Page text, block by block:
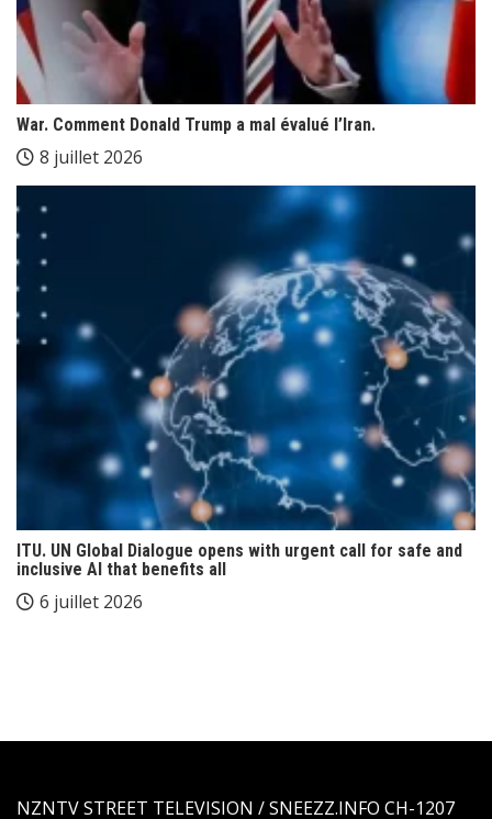
War. Comment Donald Trump a mal évalué l’Iran.
8 juillet 2026
ITU. UN Global Dialogue opens with urgent call for safe and
inclusive AI that benefits all
6 juillet 2026
NZNTV STREET TELEVISION / SNEEZZ.INFO CH-1207